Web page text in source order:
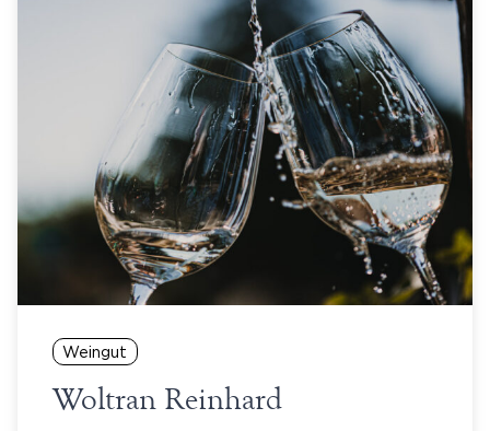
Weingut
Woltran Reinhard